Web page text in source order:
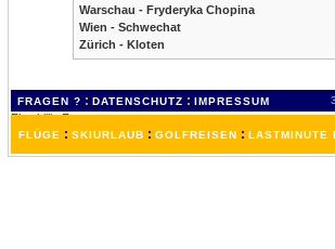
Warschau - Fryderyka Chopina
Wien - Schwechat
Zürich - Kloten
FRAGEN ? : DATENSCHUTZ : IMPRESSUM
FLÜGE : SKIURLAUB : GOLFREISEN : LASTMINUTE